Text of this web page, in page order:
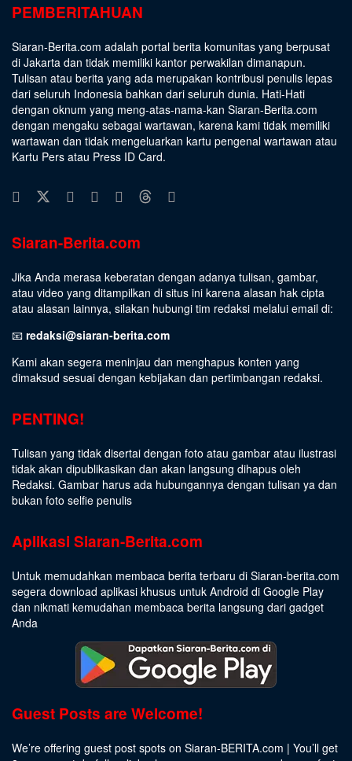
PEMBERITAHUAN
Siaran-Berita.com adalah portal berita komunitas yang berpusat
di Jakarta dan tidak memiliki kantor perwakilan dimanapun.
Tulisan atau berita yang ada merupakan kontribusi penulis lepas
dari seluruh Indonesia bahkan dari seluruh dunia. Hati-Hati
dengan oknum yang meng-atas-nama-kan Siaran-Berita.com
dengan mengaku sebagai wartawan, karena kami tidak memiliki
wartawan dan tidak mengeluarkan kartu pengenal wartawan atau
Kartu Pers atau Press ID Card.
Siaran-Berita.com
Jika Anda merasa keberatan dengan adanya tulisan, gambar,
atau video yang ditampilkan di situs ini karena alasan hak cipta
atau alasan lainnya, silakan hubungi tim redaksi melalui email di:
📧 redaksi@siaran-berita.com
Kami akan segera meninjau dan menghapus konten yang
dimaksud sesuai dengan kebijakan dan pertimbangan redaksi.
PENTING!
Tulisan yang tidak disertai dengan foto atau gambar atau ilustrasi
tidak akan dipublikasikan dan akan langsung dihapus oleh
Redaksi. Gambar harus ada hubungannya dengan tulisan ya dan
bukan foto selfie penulis
Aplikasi Siaran-Berita.com
Untuk memudahkan membaca berita terbaru di Siaran-berita.com
segera download aplikasi khusus untuk Android di Google Play
dan nikmati kemudahan membaca berita langsung dari gadget
Anda
Guest Posts are Welcome!
We’re offering guest post spots on Siaran-BERITA.com | You’ll get